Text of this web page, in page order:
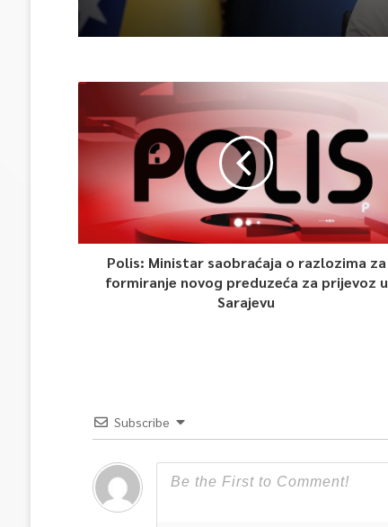
Polis: Ministar saobraćaja o razlozima za
formiranje novog preduzeća za prijevoz u
Sarajevu
Subscribe